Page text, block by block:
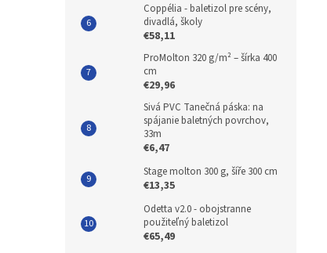
Coppélia - baletizol pre scény,
divadlá, školy
€58,11
ProMolton 320 g/m² – šírka 400
cm
€29,96
Sivá PVC Tanečná páska: na
spájanie baletných povrchov,
33m
€6,47
Stage molton 300 g, šíře 300 cm
€13,35
Odetta v2.0 - obojstranne
použiteľný baletizol
€65,49